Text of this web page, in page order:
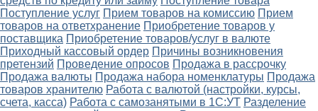
Поступление услуг Прием товаров на комиссию Прием
товаров на ответхранение Приобретение товаров у
поставщика Приобретение товаров/услуг в валюте
Приходный кассовый ордер Причины возникновения
претензий Проведение опросов Продажа в рассрочку
Продажа валюты Продажа набора номенклатуры Продажа
товаров хранителю Работа с валютой (настройки, курсы,
счета, касса) Работа с самозанятыми в 1С:УТ Разделение